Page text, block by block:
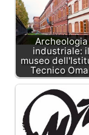
Archeologia
industriale: il
museo
Tecnico